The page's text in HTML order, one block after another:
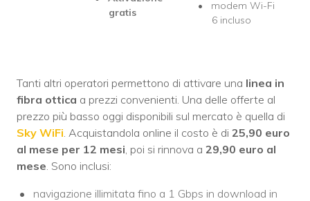
gratis
modem Wi-Fi
6 incluso
Tanti altri operatori permettono di attivare una linea in
fibra ottica a prezzi convenienti. Una delle offerte al
prezzo più basso oggi disponibili sul mercato è quella di
Sky WiFi . Acquistandola online il costo è di 25,90 euro
al mese per 12 mesi , poi si rinnova a 29,90 euro al
mese . Sono inclusi:
navigazione illimitata fino a 1 Gbps in download in